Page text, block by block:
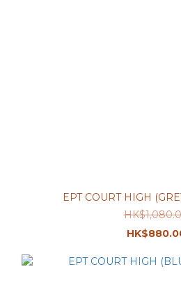
EPT COURT HIGH